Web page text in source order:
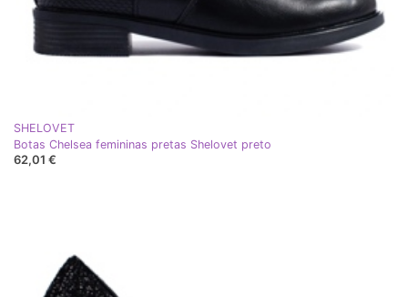
SHELOVET
Botas Chelsea femininas pretas Shelovet preto
62,01 €